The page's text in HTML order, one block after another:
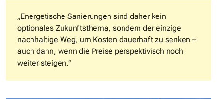
„Energetische Sanierungen sind daher kein
optionales Zukunftsthema, sondern der einzige
nachhaltige Weg, um Kosten dauerhaft zu senken –
auch dann, wenn die Preise perspektivisch noch
weiter steigen.“